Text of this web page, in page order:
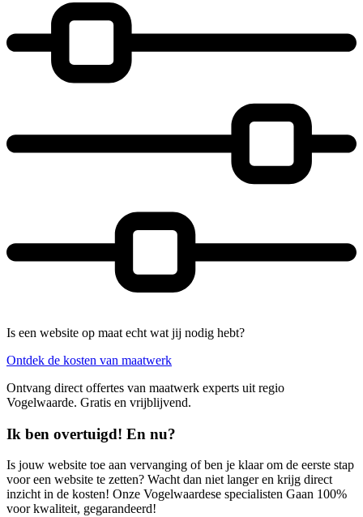
Is een website op maat echt wat jij nodig hebt?
Ontdek de kosten van maatwerk
Ontvang direct offertes van maatwerk experts uit regio
Vogelwaarde. Gratis en vrijblijvend.
Ik ben overtuigd! En nu?
Is jouw website toe aan vervanging of ben je klaar om de eerste stap
voor een website te zetten? Wacht dan niet langer en krijg direct
inzicht in de kosten! Onze Vogelwaardese specialisten Gaan 100%
voor kwaliteit, gegarandeerd!